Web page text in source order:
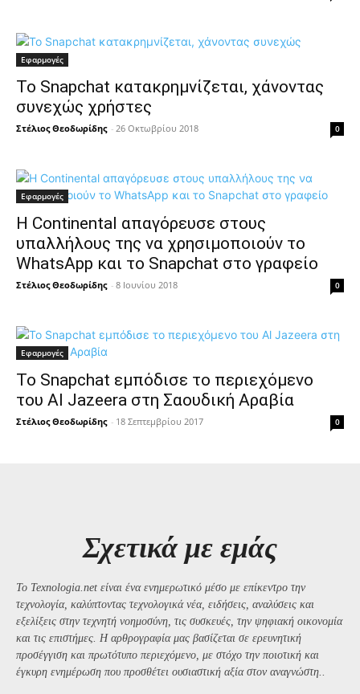
Εφαρμογές
Το Snapchat κατακρημνίζεται, χάνοντας
συνεχώς χρήστες
Στέλιος Θεοδωρίδης - 26 Οκτωβρίου 2018 0
Εφαρμογές
Η Continental απαγόρευσε στους
υπαλλήλους της να χρησιμοποιούν το
WhatsApp και το Snapchat στο γραφείο
Στέλιος Θεοδωρίδης - 8 Ιουνίου 2018 0
Εφαρμογές
Το Snapchat εμπόδισε το περιεχόμενο
του Al Jazeera στη Σαουδική Αραβία
Στέλιος Θεοδωρίδης - 18 Σεπτεμβρίου 2017 0
Σχετικά με εμάς
Το Texnologia.net είναι ένα ενημερωτικό μέσο με επίκεντρο την
τεχνολογία, καλύπτοντας τεχνολογικά νέα, ειδήσεις, αναλύσεις και
εξελίξεις στην τεχνητή νοημοσύνη, τις συσκευές, την ψηφιακή οικονομία
και τις επιστήμες. Η αρθρογραφία μας βασίζεται σε ερευνητική
προσέγγιση και πρωτότυπο περιεχόμενο, με στόχο την ποιοτική και
έγκυρη ενημέρωση που προσθέτει ουσιαστική αξία στον αναγνώστη..